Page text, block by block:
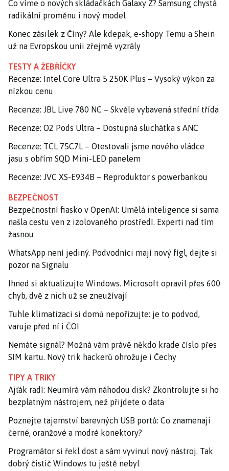
Co víme o nových skládačkách Galaxy Z? Samsung chystá
radikální proměnu i nový model
Konec zásilek z Číny? Ale kdepak, e-shopy Temu a Shein
už na Evropskou unii zřejmě vyzrály
TESTY A ŽEBŘÍČKY
Recenze: Intel Core Ultra 5 250K Plus – Vysoký výkon za
nízkou cenu
Recenze: JBL Live 780 NC – Skvěle vybavená střední třída
Recenze: O2 Pods Ultra – Dostupná sluchátka s ANC
Recenze: TCL 75C7L – Otestovali jsme nového vládce
jasu s obřím SQD Mini-LED panelem
Recenze: JVC XS-E934B – Reproduktor s powerbankou
BEZPEČNOST
Bezpečnostní fiasko v OpenAI: Umělá inteligence si sama
našla cestu ven z izolovaného prostředí. Experti nad tím
žasnou
WhatsApp není jediný. Podvodníci mají nový fígl, dejte si
pozor na Signalu
Ihned si aktualizujte Windows. Microsoft opravil přes 600
chyb, dvě z nich už se zneužívají
Tuhle klimatizaci si domů nepořizujte: je to podvod,
varuje před ní i ČOI
Nemáte signál? Možná vám právě někdo krade číslo přes
SIM kartu. Nový trik hackerů ohrožuje i Čechy
TIPY A TRIKY
Ajťák radí: Neumírá vám náhodou disk? Zkontrolujte si ho
bezplatným nástrojem, než přijdete o data
Poznejte tajemství barevných USB portů: Co znamenají
černé, oranžové a modré konektory?
Programátor si řekl dost a sám vyvinul nový nástroj. Tak
dobrý čistič Windows tu ještě nebyl